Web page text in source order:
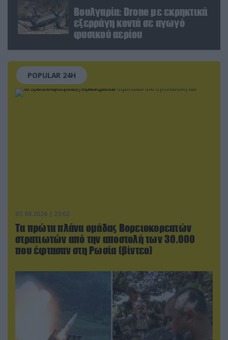
Βουλγαρία: Drone με εκρηκτικά
εξερράγη κοντά σε αγωγό
φυσικού αερίου
POPULAR 24H
07.08.2026 | 23:02
Τα πρώτα πλάνα ομάδας Βορειοκορεατών
στρατιωτών από την αποστολή των 30.000
που έφτασαν στη Ρωσία (βίντεο)